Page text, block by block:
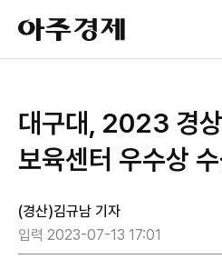
아
주
경
대구대, 2023 경
보육센터 우수상
(경산)김규남 기자
입력 2023-07-13 17:01